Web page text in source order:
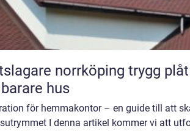
norrköping trygg plåt för tätare och
hus
för hemmakontor – en guide till att
I denna artikel kommer vi att